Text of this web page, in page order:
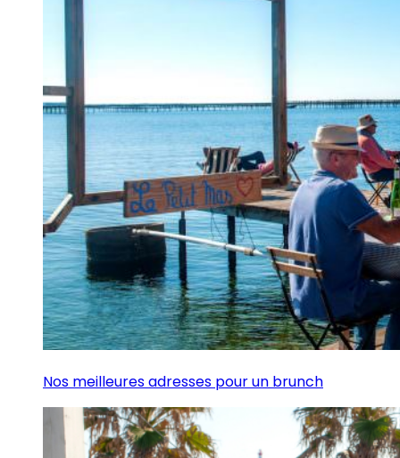
Nos meilleures adresses pour un brunch